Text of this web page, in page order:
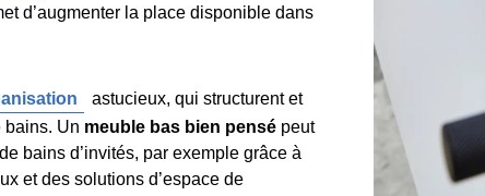
d’augmenter la place disponible dans
astucieux, qui structurent et
bains. Un meuble bas bien pensé peut
bains d’invités, par exemple grâce à
et des solutions d’espace de